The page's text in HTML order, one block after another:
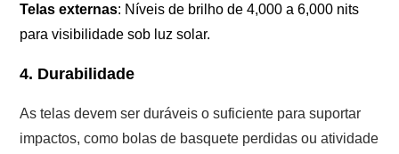
Telas externas: Níveis de brilho de 4,000 a 6,000 nits
para visibilidade sob luz solar.
4. Durabilidade
As telas devem ser duráveis ​​o suficiente para suportar
impactos, como bolas de basquete perdidas ou atividade